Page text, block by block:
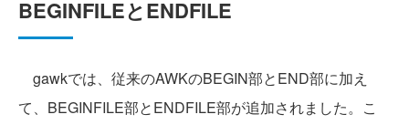
BEGINFILEとENDFILE
gawkでは、従来のAWKのBEGIN部とEND部に加え
て、BEGINFILE部とENDFILE部が追加されました。こ